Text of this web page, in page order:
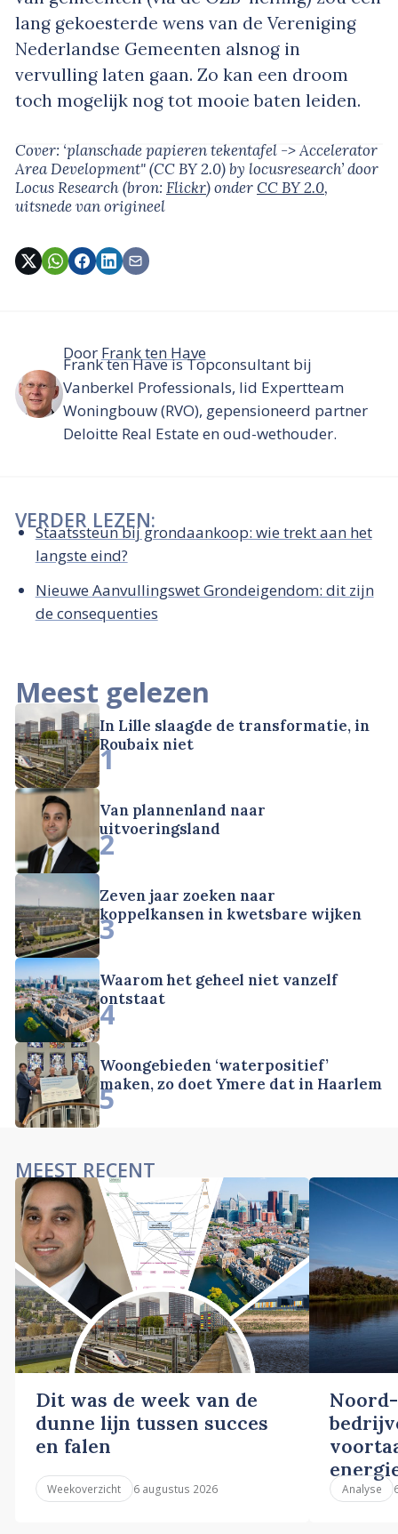
lang gekoesterde wens van de Vereniging
Nederlandse Gemeenten alsnog in
vervulling laten gaan. Zo kan een droom
toch mogelijk nog tot mooie baten leiden.
Cover: ‘planschade papieren tekentafel -> Accelerator
Area Development" (CC BY 2.0) by locusresearch’door
Locus Research(bron: Flickr)onderCC BY 2.0,
uitsnede van origineel
Door Frank ten Have
Frank ten Have is Topconsultant bij
Vanberkel Professionals, lid Expertteam
Woningbouw (RVO), gepensioneerd partner
Deloitte Real Estate en oud-wethouder.
VERDER LEZEN:
Staatssteun bij grondaankoop: wie trekt aan het
langste eind?
Nieuwe Aanvullingswet Grondeigendom: dit zijn
de consequenties
Meest gelezen
In Lille slaagde de transformatie, in
Roubaix niet
1
Van plannenland naar
uitvoeringsland
2
Zeven jaar zoeken naar
koppelkansen in kwetsbare wijken
3
Waarom het geheel niet vanzelf
ontstaat
4
Woongebieden ‘waterpositief’
maken, zo doet Ymere dat in Haarlem
5
MEEST RECENT
Dit was de week van de
dunne lijn tussen succes
en falen
Weekoverzicht 6 augustus 2026 Analyse